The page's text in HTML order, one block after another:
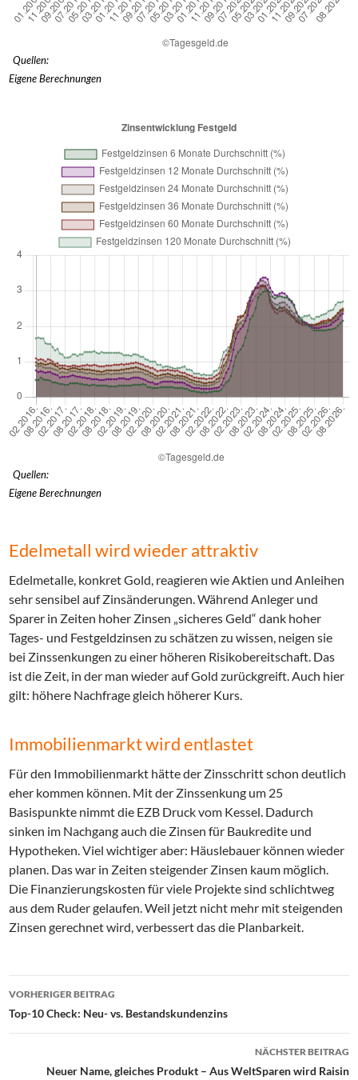
Quellen:
Eigene Berechnungen
Quellen:
Eigene Berechnungen
Edelmetall wird wieder attraktiv
Edelmetalle, konkret Gold, reagieren wie Aktien und Anleihen
sehr sensibel auf Zinsänderungen. Während Anleger und
Sparer in Zeiten hoher Zinsen „sicheres Geld“ dank hoher
Tages- und Festgeldzinsen zu schätzen zu wissen, neigen sie
bei Zinssenkungen zu einer höheren Risikobereitschaft. Das
ist die Zeit, in der man wieder auf Gold zurückgreift. Auch hier
gilt: höhere Nachfrage gleich höherer Kurs.
Immobilienmarkt wird entlastet
Für den Immobilienmarkt hätte der Zinsschritt schon deutlich
eher kommen können. Mit der Zinssenkung um 25
Basispunkte nimmt die EZB Druck vom Kessel. Dadurch
sinken im Nachgang auch die Zinsen für Baukredite und
Hypotheken. Viel wichtiger aber: Häuslebauer können wieder
planen. Das war in Zeiten steigender Zinsen kaum möglich.
Die Finanzierungskosten für viele Projekte sind schlichtweg
aus dem Ruder gelaufen. Weil jetzt nicht mehr mit steigenden
Zinsen gerechnet wird, verbessert das die Planbarkeit.
Beitrags-
Navigation
VORHERIGER BEITRAG
Top-10 Check: Neu- vs. Bestandskundenzins
NÄCHSTER BEITRAG
Neuer Name, gleiches Produkt – Aus WeltSparen wird Raisin